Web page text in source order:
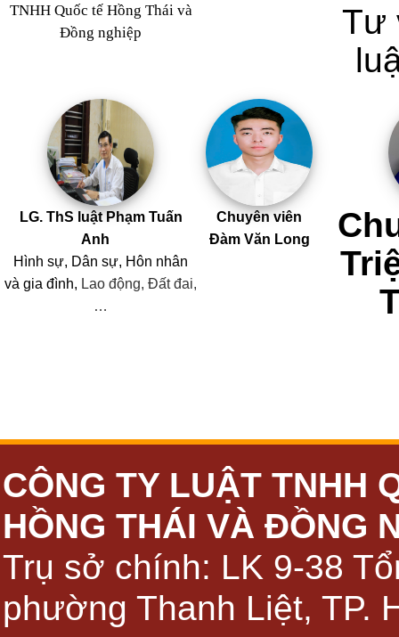
TNHH Quốc tế Hồng Thái và
Đồng nghiệp
Tư
LG. ThS luật Phạm Tuấn
Anh
Hình sự, Dân sự, Hôn nhân
và gia đình, Lao động, Đất đai,
…
Chuyên viên
Đàm Văn Long
CÔNG TY LUẬT TNHH
HỒNG THÁI VÀ ĐỒNG
Trụ sở chính: LK 9-38
phường Thanh Liệt, TP.